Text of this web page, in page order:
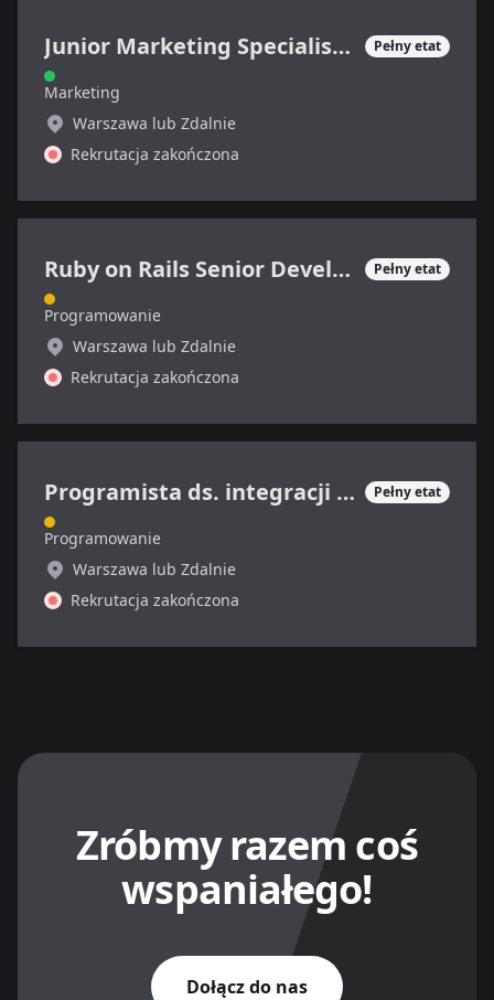
Junior Marketing Specialist (sektor SAAS, B2B) Pełny etat
Marketing
Warszawa lub Zdalnie
Rekrutacja zakończona
Ruby on Rails Senior Developer Pełny etat
Programowanie
Warszawa lub Zdalnie
Rekrutacja zakończona
Programista ds. integracji systemów Pełny etat
Programowanie
Warszawa lub Zdalnie
Rekrutacja zakończona
Zróbmy razem coś
wspaniałego!
Dołącz do nas